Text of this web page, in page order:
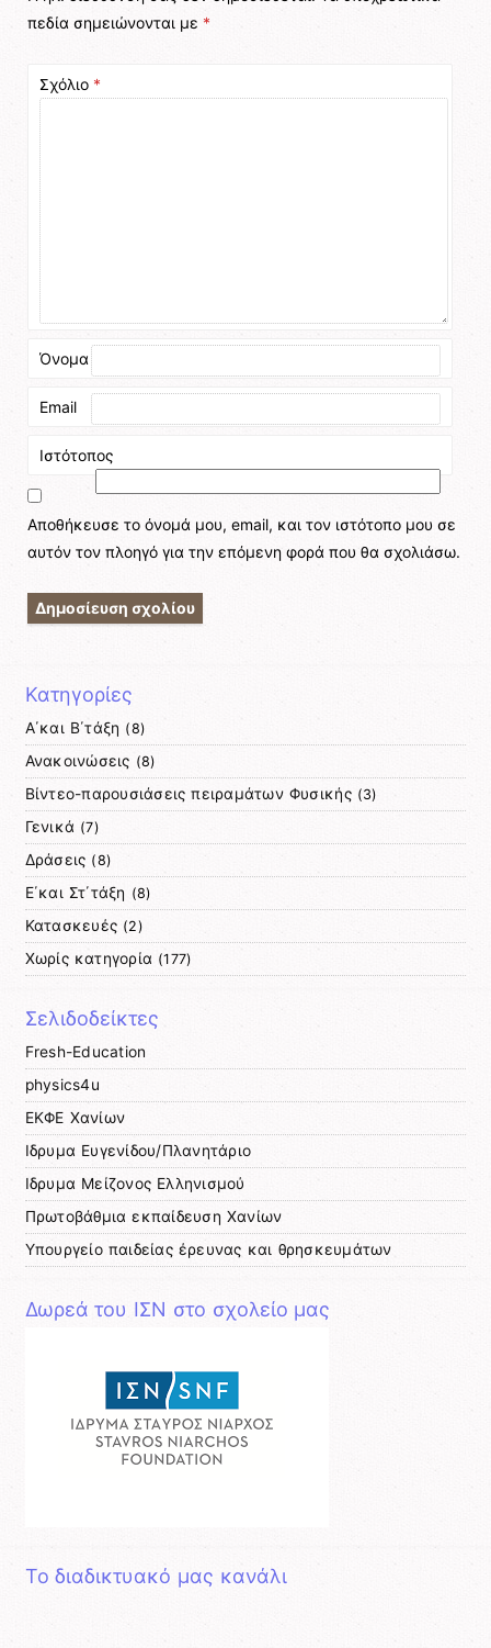
πεδία σημειώνονται με *
Σχόλιο *
Όνομα
Email
Ιστότοπος
Αποθήκευσε το όνομά μου, email, και τον ιστότοπο μου σε
αυτόν τον πλοηγό για την επόμενη φορά που θα σχολιάσω.
Κατηγορίες
Α΄και Β΄τάξη (8)
Ανακοινώσεις (8)
Βίντεο-παρουσιάσεις πειραμάτων Φυσικής(3)
Γενικά (7)
Δράσεις (8)
Ε΄και Στ΄τάξη (8)
Κατασκευές (2)
Χωρίς κατηγορία (177)
Σελιδοδείκτες
Fresh-Education
physics4u
ΕΚΦΕ Χανίων
Ιδρυμα Ευγενίδου/Πλανητάριο
Ιδρυμα Μείζονος Ελληνισμού
Πρωτοβάθμια εκπαίδευση Χανίων
Υπουργείο παιδείας έρευνας και θρησκευμάτων
Δωρεά του ΙΣΝ στο σχολείο μας
Το διαδικτυακό μας κανάλι